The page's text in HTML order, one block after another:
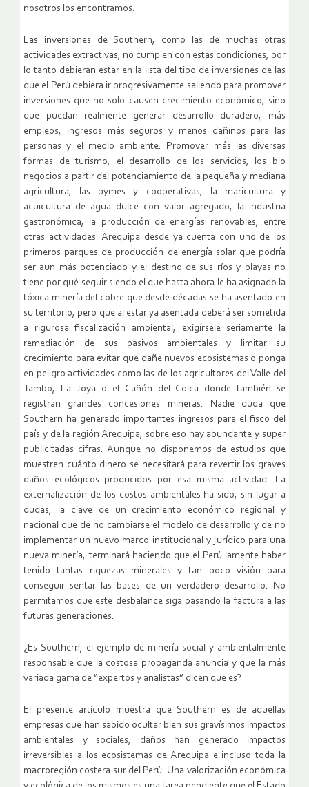
nosotros los encontramos.
Las inversiones de Southern, como las de muchas otras
actividades extractivas, no cumplen con estas condiciones, por
lo tanto debieran estar en la lista del tipo de inversiones de las
que el Perú debiera ir progresivamente saliendo para promover
inversiones que no solo causen crecimiento económico, sino
que puedan realmente generar desarrollo duradero, más
empleos, ingresos más seguros y menos dañinos para las
personas y el medio ambiente. Promover más las diversas
formas de turismo, el desarrollo de los servicios, los bio
negocios a partir del potenciamiento de la pequeña y mediana
agricultura, las pymes y cooperativas, la maricultura y
acuicultura de agua dulce con valor agregado, la industria
gastronómica, la producción de energías renovables, entre
otras actividades. Arequipa desde ya cuenta con uno de los
primeros parques de producción de energía solar que podría
ser aun más potenciado y el destino de sus ríos y playas no
tiene por qué seguir siendo el que hasta ahora le ha asignado la
tóxica minería del cobre que desde décadas se ha asentado en
su territorio, pero que al estar ya asentada deberá ser sometida
a rigurosa fiscalización ambiental, exigírsele seriamente la
remediación de sus pasivos ambientales y limitar su
crecimiento para evitar que dañe nuevos ecosistemas o ponga
en peligro actividades como las de los agricultores del Valle del
Tambo, La Joya o el Cañón del Colca donde también se
registran grandes concesiones mineras. Nadie duda que
Southern ha generado importantes ingresos para el fisco del
país y de la región Arequipa, sobre eso hay abundante y super
publicitadas cifras. Aunque no disponemos de estudios que
muestren cuánto dinero se necesitará para revertir los graves
daños ecológicos producidos por esa misma actividad. La
externalización de los costos ambientales ha sido, sin lugar a
dudas, la clave de un crecimiento económico regional y
nacional que de no cambiarse el modelo de desarrollo y de no
implementar un nuevo marco institucional y jurídico para una
nueva minería, terminará haciendo que el Perú lamente haber
tenido tantas riquezas minerales y tan poco visión para
conseguir sentar las bases de un verdadero desarrollo. No
permitamos que este desbalance siga pasando la factura a las
futuras generaciones.
¿Es Southern, el ejemplo de minería social y ambientalmente
responsable que la costosa propaganda anuncia y que la más
variada gama de “expertos y analistas” dicen que es?
El presente artículo muestra que Southern es de aquellas
empresas que han sabido ocultar bien sus gravísimos impactos
ambientales y sociales, daños han generado impactos
irreversibles a los ecosistemas de Arequipa e incluso toda la
macroregión costera sur del Perú. Una valorización económica